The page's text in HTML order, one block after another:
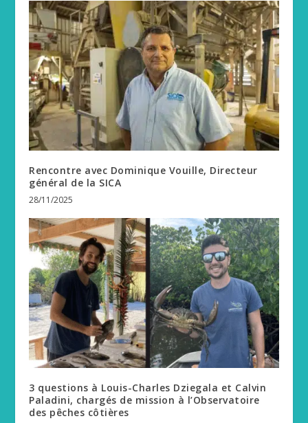
Rencontre avec Dominique Vouille, Directeur
général de la SICA
28/11/2025
3 questions à Louis-Charles Dziegala et Calvin
Paladini, chargés de mission à l’Observatoire
des pêches côtières